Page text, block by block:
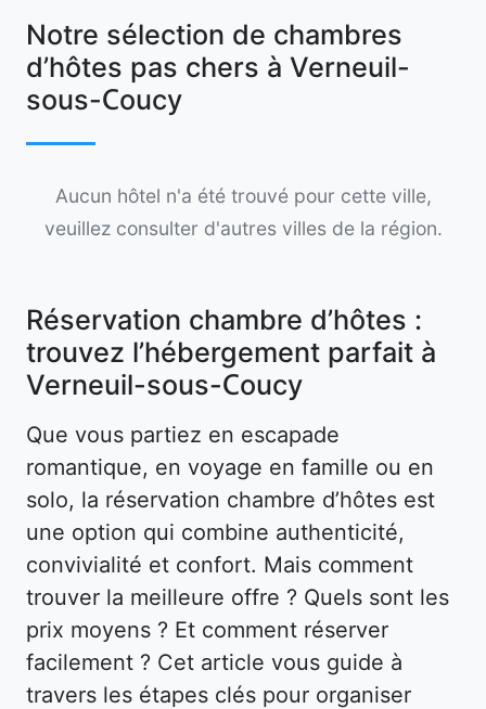
Notre sélection de chambres
d’hôtes pas chers à Verneuil-
sous-Coucy
Aucun hôtel n'a été trouvé pour cette ville,
veuillez consulter d'autres villes de la région.
Réservation chambre d’hôtes :
trouvez l’hébergement parfait à
Verneuil-sous-Coucy
Que vous partiez en escapade
romantique, en voyage en famille ou en
solo, la réservation chambre d’hôtes est
une option qui combine authenticité,
convivialité et confort. Mais comment
trouver la meilleure offre ? Quels sont les
prix moyens ? Et comment réserver
facilement ? Cet article vous guide à
travers les étapes clés pour organiser